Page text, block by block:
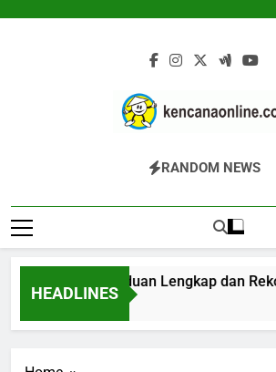
Jasa Pengelolaan
Dan
RANDOM NEWS
HEADLINES
Panduan Lengkap dan
Jam Ago